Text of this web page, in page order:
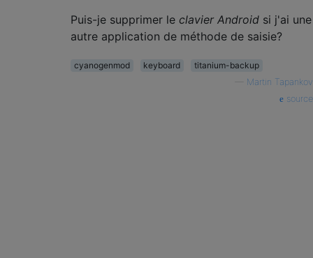
Puis-je supprimer le clavier Android si j'ai une
autre application de méthode de saisie?
cyanogenmod keyboard
titanium-backup
Martin Tapankov
source